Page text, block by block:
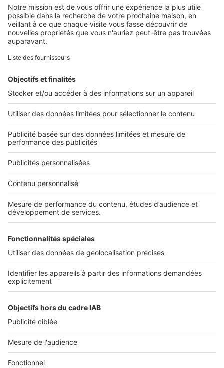
Retrouvez-nous sur ...
L'ENTREPRISE
Nous contacter
Nous recrutons
NOS APPLICATIONS
Découvrez nos applications
Tous nos services pro
Accès client
À DÉCOUVRIR
Annuaire des professionnels
Tout l'immobilier
Toutes les villes
Tous les départements
Toutes les régions